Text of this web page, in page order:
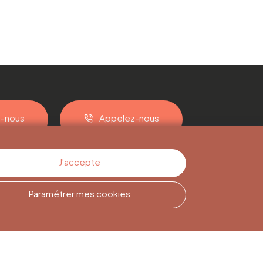
nous Appelez-nous
Inscription à la
J'accepte
Paramétrer mes cookies